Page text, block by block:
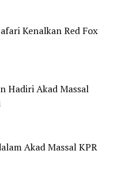
Kenalkan Red Fox
Hadiri Akad Massal
Akad Massal KPR